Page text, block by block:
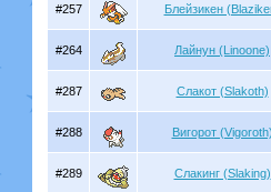
#257 Блейзикен
#264 Лайнун (Linoone)
#287 Слакот (Slakoth)
#288 Вигорот
#289 Слакинг (Slaking)